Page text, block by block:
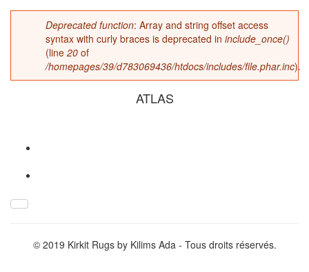
Message d'erreur
Deprecated function: Array and string offset access
syntax with curly braces is deprecated in include_once()
(line 20 of
/homepages/39/d783069436/htdocs/includes/file.phar.inc).
ATLAS
© 2019 Kirkit Rugs by Kilims Ada - Tous droits réservés.